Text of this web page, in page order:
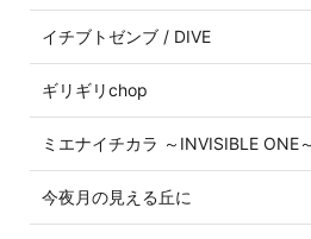
イチブトゼンブ / DIVE
ギリギリchop
ミエナイチカラ ～INVISIBLE ONE
今夜月の見える丘に